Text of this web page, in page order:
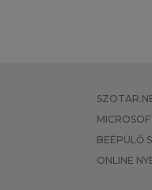
BEÉPÜLŐ
ONLINE